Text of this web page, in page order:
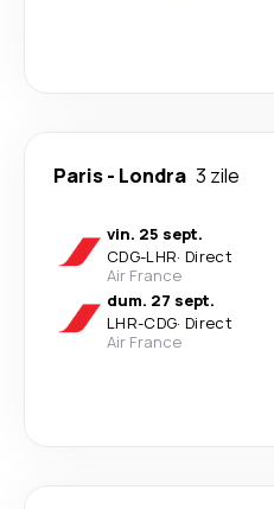
Paris- Londra 3 zile
vin. 25 sept.
CDG-LHR· Direct
Air France
dum. 27 sept.
LHR-CDG· Direct
Air France